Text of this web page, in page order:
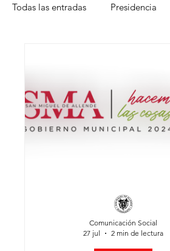
Todas las entradas Presidencia
Jóvenes Mujeres
Comunicación Social
27 jul
2 min de lectura